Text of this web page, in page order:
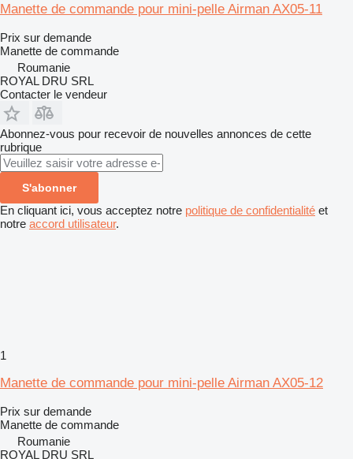
Manette de commande pour mini-pelle Airman AX05-11
Prix sur demande
Manette de commande
Roumanie
ROYAL DRU SRL
Contacter le vendeur
Abonnez-vous pour recevoir de nouvelles annonces de cette
rubrique
S'abonner
En cliquant ici, vous acceptez notre politique de confidentialité et
notre accord utilisateur.
1
Manette de commande pour mini-pelle Airman AX05-12
Prix sur demande
Manette de commande
Roumanie
ROYAL DRU SRL